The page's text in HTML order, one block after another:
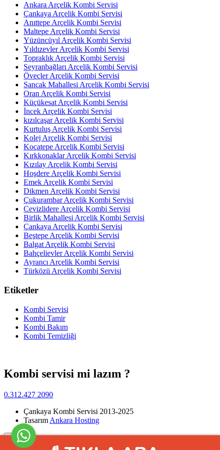
Ankara Arçelik Kombi Servisi
Çankaya Arçelik Kombi Servisi
Anıttepe Arçelik Kombi Servisi
Maltepe Arçelik Kombi Servisi
Yüzüncüyıl Arçelik Kombi Servisi
Yıldızevler Arçelik Kombi Servisi
Topraklık Arçelik Kombi Servisi
Seyranbağları Arçelik Kombi Servisi
Öveçler Arçelik Kombi Servisi
Sancak Mahallesi Arçelik Kombi Servisi
Oran Arçelik Kombi Servisi
Küçükesat Arçelik Kombi Servisi
İncek Arçelik Kombi Servisi
kızılcaşar Arçelik Kombi Servisi
Kurtuluş Arçelik Kombi Servisi
Kolej Arçelik Kombi Servisi
Kocatepe Arçelik Kombi Servisi
Kırkkonaklar Arçelik Kombi Servisi
Kızılay Arçelik Kombi Servisi
Hoşdere Arçelik Kombi Servisi
Emek Arçelik Kombi Servisi
Dikmen Arçelik Kombi Servisi
Çukurambar Arçelik Kombi Servisi
Cevizlidere Arçelik Kombi Servisi
Birlik Mahallesi Arçelik Kombi Servisi
Çankaya Arçelik Kombi Servisi
Beştepe Arçelik Kombi Servisi
Balgat Arçelik Kombi Servisi
Bahçelievler Arçelik Kombi Servisi
Ayrancı Arçelik Kombi Servisi
Türközü Arçelik Kombi Servisi
Etiketler
Kombi Servisi
Kombi Tamir
Kombi Bakım
Kombi Temizliği
Kombi servisi mi lazım ?
0.312.427 2090
Çankaya Kombi Servisi 2013-2025
Tasarım Ankara Hosting
Yukarı